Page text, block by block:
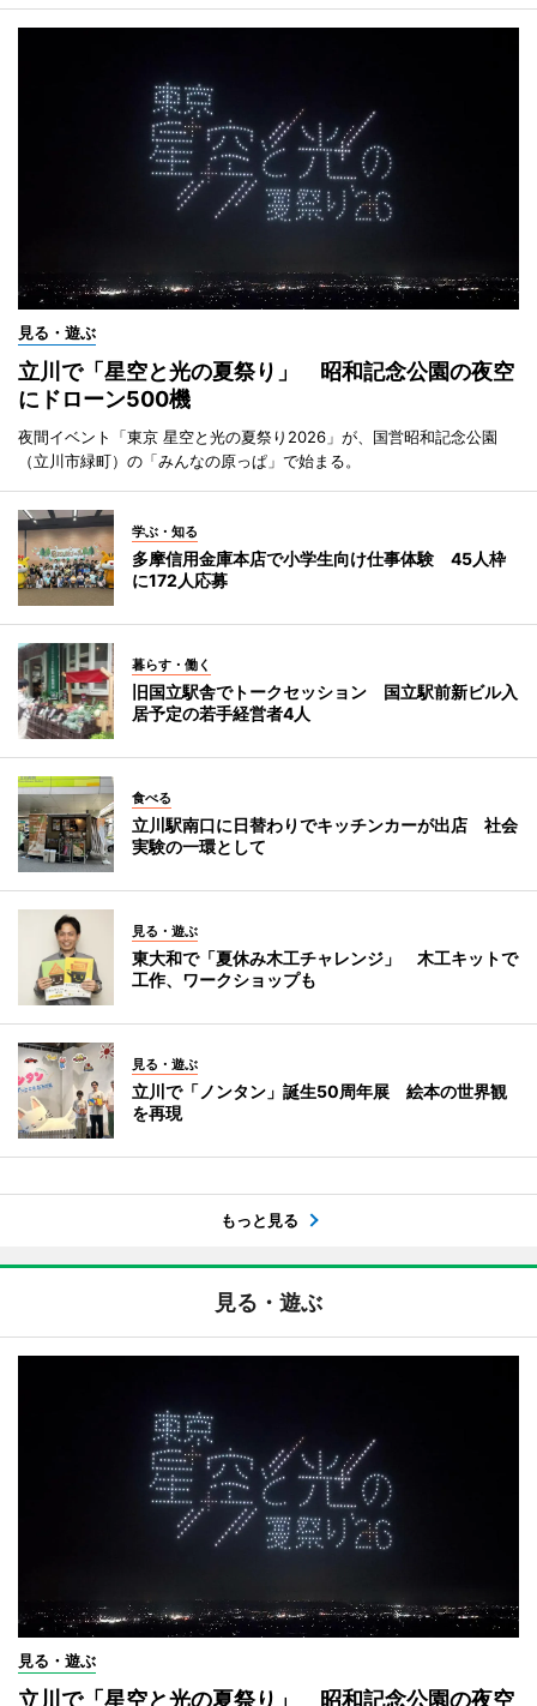
見る・遊ぶ
立川で「星空と光の夏祭り」 昭和記念公園の夜空
にドローン500機
夜間イベント「東京 星空と光の夏祭り2026」が、国営昭和記念公園
（立川市緑町）の「みんなの原っぱ」で始まる。
学ぶ・知る
多摩信用金庫本店で小学生向け仕事体験 45人枠
に172人応募
暮らす・働く
旧国立駅舎でトークセッション 国立駅前新ビル入
居予定の若手経営者4人
食べる
立川駅南口に日替わりでキッチンカーが出店 社会
実験の一環として
見る・遊ぶ
東大和で「夏休み木工チャレンジ」 木工キットで
工作、ワークショップも
見る・遊ぶ
立川で「ノンタン」誕生50周年展 絵本の世界観
を再現
もっと見る
見る・遊ぶ
見る・遊ぶ
立川で「星空と光の夏祭り」 昭和記念公園の夜空